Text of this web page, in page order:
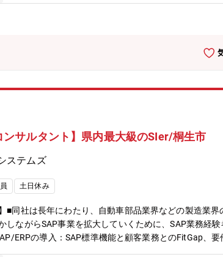
ンサルタント】県内最大級のSIer/桐生市
ステムズ
土日休み
■同社は長年にわたり、自動車部品業界などの製造業
しながらSAP事業を拡大していくために、SAP業務経
ERPの導入：SAP標準機能と顧客業務とのFitGap、